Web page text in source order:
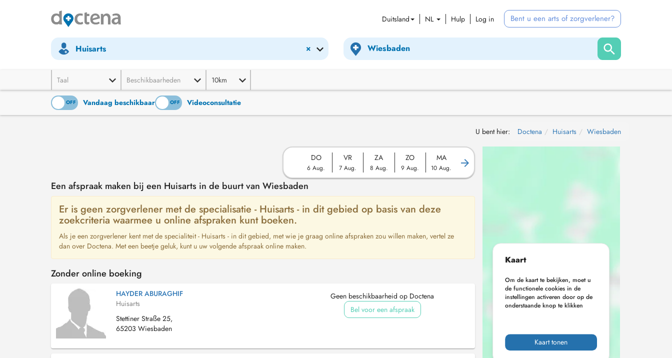
Duitsland NL Hulp Log in Bent u een arts of zorgverlener?
×
Huisarts
Taal Beschikbaarheden 10km
OFF Vandaag beschikbaar
ON OFF Videoconsultatie
U bent hier: Doctena Huisarts Wiesbaden
DO
6 Aug.
VR
7 Aug.
ZA
8 Aug.
ZO
9 Aug.
MA
10 Aug.
Een afspraak maken bij een Huisarts in de buurt van Wiesbaden
Er is geen zorgverlener met de specialisatie - Huisarts - in dit gebied op basis van deze
zoekcriteria waarmee u online afspraken kunt boeken.
Als je een zorgverlener kent met de specialiteit - Huisarts - in dit gebied, met wie je graag online afspraken zou willen maken, vertel ze
dan over Doctena. Met een beetje geluk, kunt u uw volgende afspraak online maken.
Zonder online boeking
HAYDER ABURAGHIF
Huisarts
Stettiner Straße 25,
65203 Wiesbaden
Geen beschikbaarheid op Doctena
Bel voor een afspraak
Kaart
Om de kaart te bekijken, moet u
de functionele cookies in de
instellingen activeren door op de
onderstaande knop te klikken
Kaart tonen